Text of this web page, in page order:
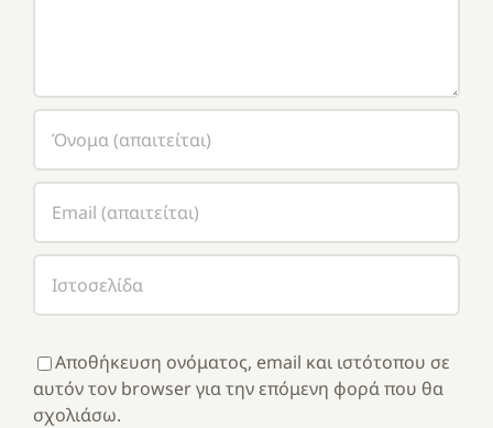
Αποθήκευση ονόματος, email και ιστότοπου σε
αυτόν τον browser για την επόμενη φορά που θα
σχολιάσω.